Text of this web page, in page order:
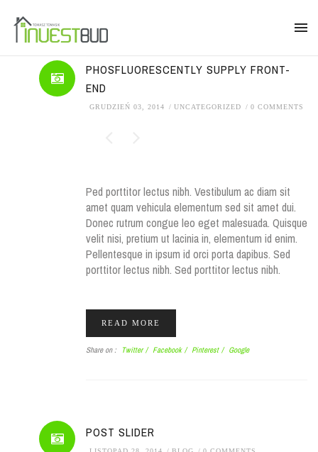
PHOSFLUORESCENTLY SUPPLY FRONT-
END
GRUDZIEŃ 03, 2014 UNCATEGORIZED 0 COMMENTS
Ped porttitor lectus nibh. Vestibulum ac diam sit
amet quam vehicula elementum sed sit amet dui.
Donec rutrum congue leo eget malesuada. Quisque
velit nisi, pretium ut lacinia in, elementum id enim.
Pellentesque in ipsum id orci porta dapibus. Sed
porttitor lectus nibh. Sed porttitor lectus nibh.
READ MORE
Share on : Twitter / Facebook / Pinterest / Google
POST SLIDER